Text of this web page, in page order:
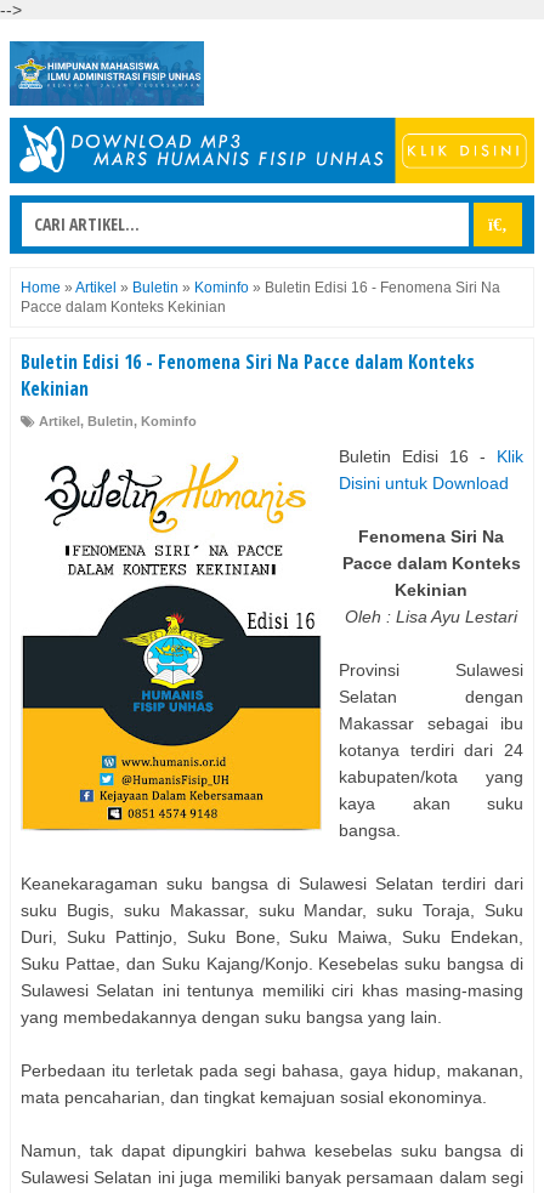
-->
Home » Artikel » Buletin » Kominfo » Buletin Edisi 16 - Fenomena Siri Na
Pacce dalam Konteks Kekinian
Buletin Edisi 16 - Fenomena Siri Na Pacce dalam Konteks
Kekinian
Artikel , Buletin, Kominfo
Buletin Edisi 16 - Klik
Disini untuk Download
Fenomena Siri Na
Pacce dalam Konteks
Kekinian
Oleh : Lisa Ayu Lestari
Provinsi Sulawesi
Selatan dengan
Makassar sebagai ibu
kotanya terdiri dari 24
kabupaten/kota yang
kaya akan suku
bangsa.
Keanekaragaman suku bangsa di Sulawesi Selatan terdiri dari
suku Bugis, suku Makassar, suku Mandar, suku Toraja, Suku
Duri, Suku Pattinjo, Suku Bone, Suku Maiwa, Suku Endekan,
Suku Pattae, dan Suku Kajang/Konjo. Kesebelas suku bangsa di
Sulawesi Selatan ini tentunya memiliki ciri khas masing-masing
yang membedakannya dengan suku bangsa yang lain.
Perbedaan itu terletak pada segi bahasa, gaya hidup, makanan,
mata pencaharian, dan tingkat kemajuan sosial ekonominya.
Namun, tak dapat dipungkiri bahwa kesebelas suku bangsa di
Sulawesi Selatan ini juga memiliki banyak persamaan dalam segi